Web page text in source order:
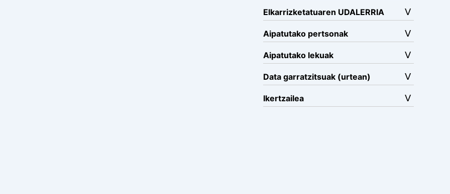
Elkarrizketatuaren UDALERRIA
Aipatutako pertsonak
Aipatutako lekuak
Data garratzitsuak (urtean)
Ikertzailea